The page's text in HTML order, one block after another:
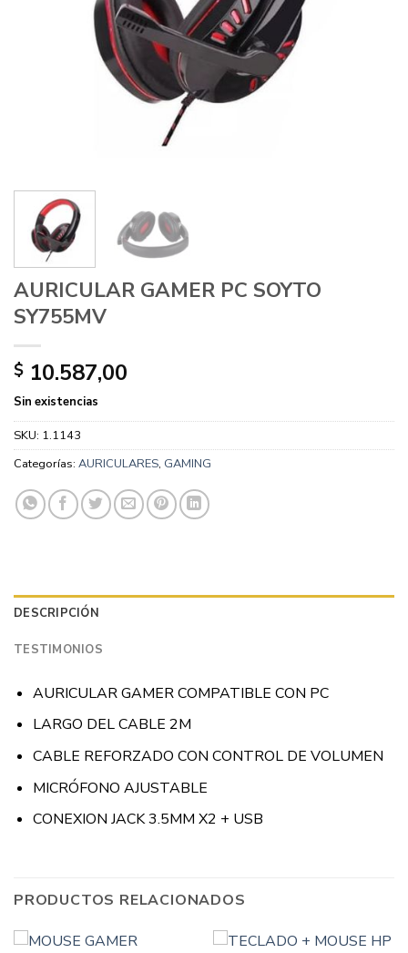
AURICULAR GAMER PC SOYTO
SY755MV
$ 10.587,00
Sin existencias
SKU: 1.1143
Categorías: AURICULARES, GAMING
DESCRIPCIÓN
TESTIMONIOS
AURICULAR GAMER COMPATIBLE CON PC
LARGO DEL CABLE 2M
CABLE REFORZADO CON CONTROL DE VOLUMEN
MICRÓFONO AJUSTABLE
CONEXION JACK 3.5MM X2 + USB
PRODUCTOS RELACIONADOS